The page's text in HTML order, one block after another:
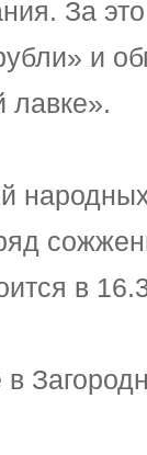
За
и
лавке».
в